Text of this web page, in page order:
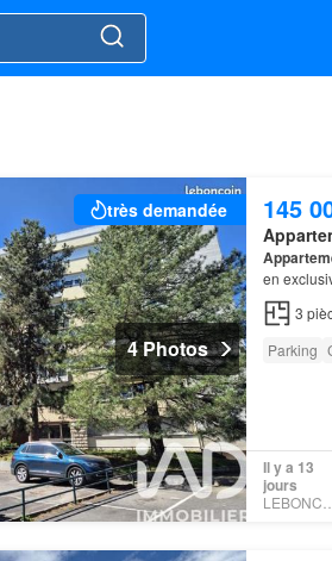
très demandée
4 Photos
145
en
cet
3
Parking
Il y a 13
jours